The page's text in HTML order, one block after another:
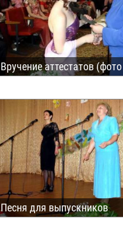
Вручение аттестатов
Песня для выпускников